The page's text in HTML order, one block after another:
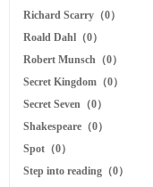
Richard Scarry（0）
Roald Dahl（0）
Robert Munsch（0）
Secret Kingdom（0）
Secret Seven（0）
Shakespeare（0）
Spot（0）
Step into reading（0）